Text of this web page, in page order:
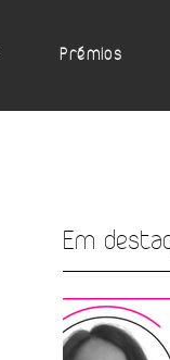
Prémios
Em